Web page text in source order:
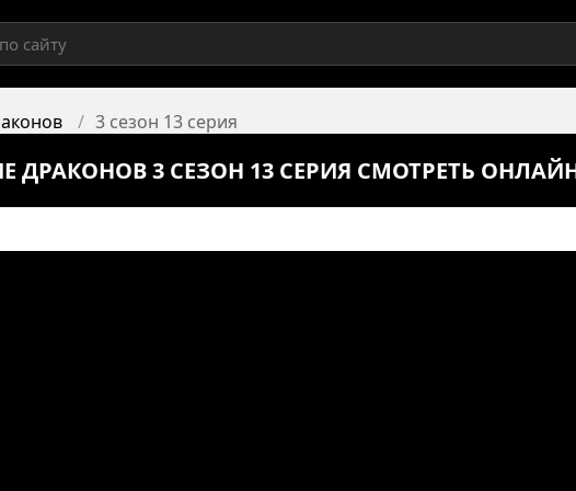
3 сезон 13 серия
ДРАКОНОВ 3 СЕЗОН 13 СЕРИЯ СМОТРЕТЬ